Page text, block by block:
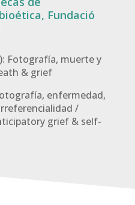
Fundació
Fotografía, muerte y
& grief
enfermedad,
/
grief & self-